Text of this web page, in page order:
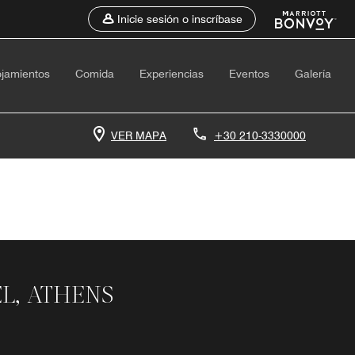
Inicie sesión o inscríbase
Comida Experiencias Eventos Galería
VER MAPA +30 210-3330000
ATHENS